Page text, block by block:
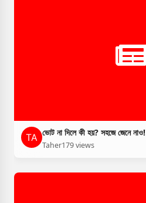
ভোট না দিলে কী হয়? সহজে জেনে নাও!
Taher179 views